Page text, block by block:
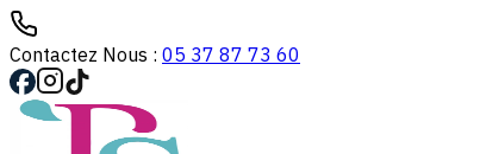
Contactez Nous : 05 37 87 73 60